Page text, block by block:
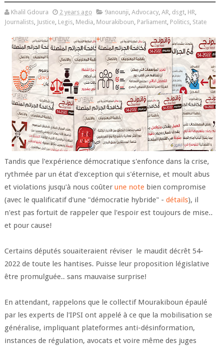
Khalil Gdoura 2 years ago 9anounji, Advocacy, AR, dsgt, HR,
Journalists, Justice, Legis, Media, Mourakiboun, Parliament, Politics, State
Tandis que l'expérience démocratique s'enfonce dans la crise,
rythmée par un état d'exception qui s'éternise, et moult abus
et violations jusqu'à nous coûter une notebien compromise
(avec le qualificatif d'une "démocratie hybride" - détails), il
n'est pas fortuit de rappeler que l'espoir est toujours de mise..
et pour cause!
Certains députés souaiteraient réviser le maudit décrêt 54-
2022 de toute les hantises. Puisse leur proposition législative
être promulguée.. sans mauvaise surprise!
En attendant, rappelons que le collectif Mourakiboun épaulé
par les experts de l'IPSI ont appelé à ce que la mobilisation se
généralise, impliquant plateformes anti-désinformation,
instances de régulation, avocats et voire même des juges